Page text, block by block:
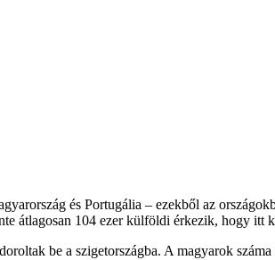
és Portugália – ezekből az
átlagosan 104 ezer külföldi érkezik, hogy itt
be a szigetországba. A magyarok